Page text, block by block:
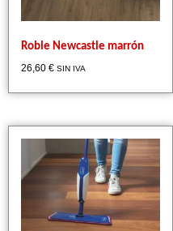
Roble Newcastle marrón
26,60 € SIN IVA